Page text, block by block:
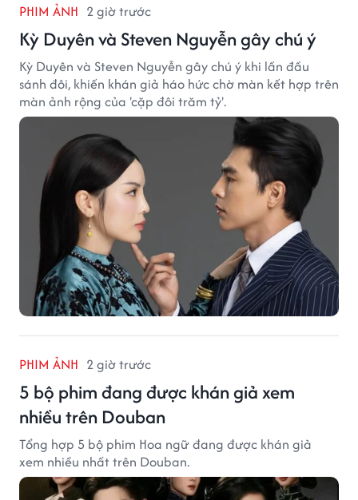
PHIM ẢNH 2 giờ trước
Kỳ Duyên và Steven Nguyễn gây chú ý
Kỳ Duyên và Steven Nguyễn gây chú ý khi lần đầu
sánh đôi, khiến khán giả háo hức chờ màn kết hợp trên
màn ảnh rộng của 'cặp đôi trăm tỷ'.
PHIM ẢNH 2 giờ trước
5 bộ phim đang được khán giả xem
nhiều trên Douban
Tổng hợp 5 bộ phim Hoa ngữ đang được khán giả
xem nhiều nhất trên Douban.